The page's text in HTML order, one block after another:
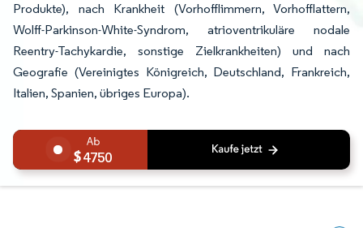
Produkte), nach Krankheit (Vorhofflimmern, Vorhofflattern,
Wolff-Parkinson-White-Syndrom, atrioventrikuläre nodale
Reentry-Tachykardie, sonstige Zielkrankheiten) und nach
Geografie (Vereinigtes Königreich, Deutschland, Frankreich,
Italien, Spanien, übriges Europa).
4750